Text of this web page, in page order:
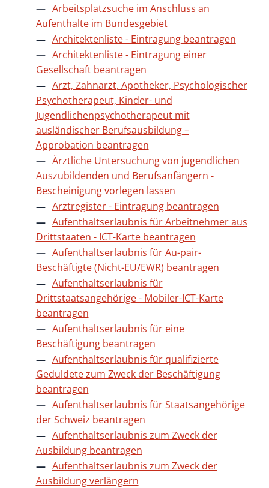
Arbeitsplatzsuche im Anschluss an
Aufenthalte im Bundesgebiet
Architektenliste - Eintragung beantragen
Architektenliste - Eintragung einer
Gesellschaft beantragen
Arzt, Zahnarzt, Apotheker, Psychologischer
Psychotherapeut, Kinder- und
Jugendlichenpsychotherapeut mit
ausländischer Berufsausbildung –
Approbation beantragen
Ärztliche Untersuchung von jugendlichen
Auszubildenden und Berufsanfängern -
Bescheinigung vorlegen lassen
Arztregister - Eintragung beantragen
Aufenthaltserlaubnis für Arbeitnehmer aus
Drittstaaten - ICT-Karte beantragen
Aufenthaltserlaubnis für Au-pair-
Beschäftigte (Nicht-EU/EWR) beantragen
Aufenthaltserlaubnis für
Drittstaatsangehörige - Mobiler-ICT-Karte
beantragen
Aufenthaltserlaubnis für eine
Beschäftigung beantragen
Aufenthaltserlaubnis für qualifizierte
Geduldete zum Zweck der Beschäftigung
beantragen
Aufenthaltserlaubnis für Staatsangehörige
der Schweiz beantragen
Aufenthaltserlaubnis zum Zweck der
Ausbildung beantragen
Aufenthaltserlaubnis zum Zweck der
Ausbildung verlängern